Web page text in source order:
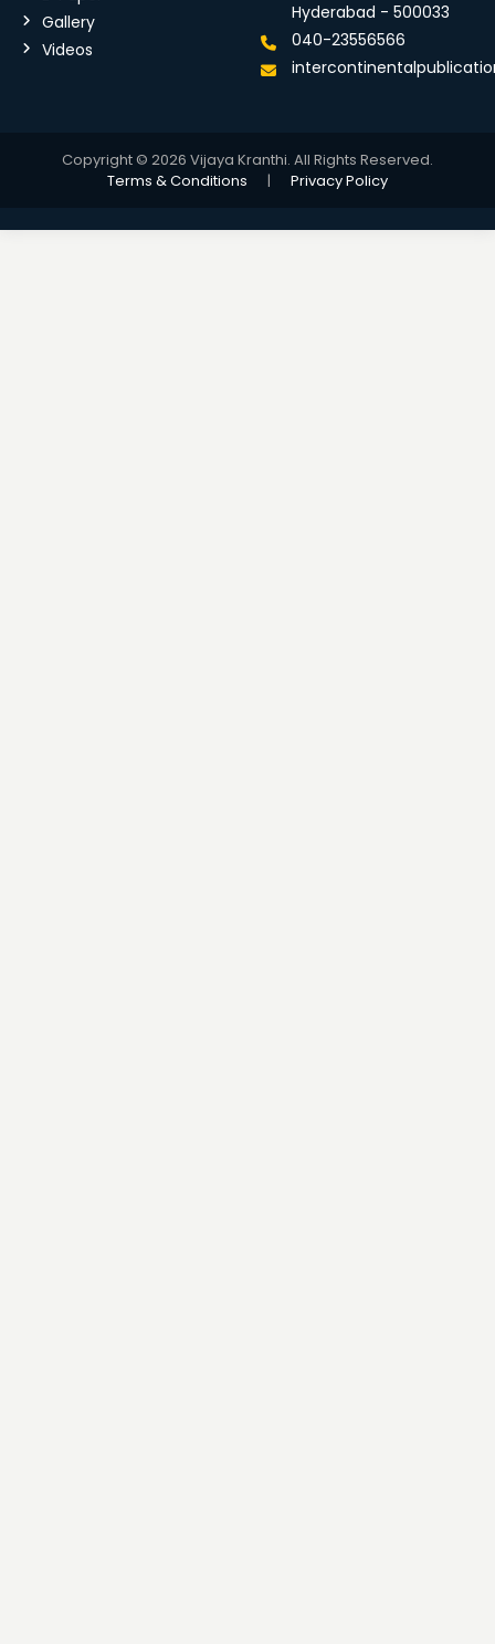
Gallery
Videos
Hyderabad - 500033
040-23556566
Copyright © 2026 Vijaya Kranthi. All Rights Reserved.
Terms & Conditions
| Privacy Policy